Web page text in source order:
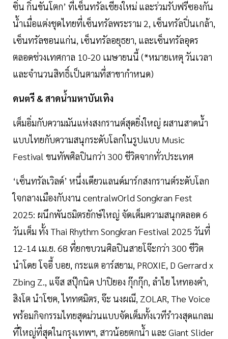
ซิ่น กิ๋นขันโตก’ ที่เซ็นทรัลเชียงใหม่ และร่วมรับฟรีซองกัน
น้ำเมื่อแต่งชุดไทยที่เซ็นทรัลพระราม 2, เซ็นทรัลปิ่นเกล้า,
เซ็นทรัลขอนแก่น, เซ็นทรัลอยุธยา, และเซ็นทรัลอุดร
ตลอดช่วงเทศกาล 10-20 เมษายนนี้ (*หมายเหตุ วันเวลา
และจำนวนสิทธิ์เป็นตามที่สาขากำหนด)
ดนตรี & สาดน้ำมหาบันเทิง
เต็มอิ่มกับความมันแห่งสงกรานต์สุดยิ่งใหญ่ ผสานสาดน้ำ
แบบไทยกับความสนุกระดับโลกในรูปแบบ Music
Festival ขนทัพศิลปินกว่า 300 ชีวิตจากทั่วประเทศ
‘เซ็นทรัลเวิลด์’ หนึ่งเดียวแลนด์มาร์กสงกรานต์ระดับโลก
ใจกลางเมืองกับงาน centralwOrld Songkran Fest
2025: ผนึกพันธมิตรยักษ์ใหญ่ จัดเต็มความสนุกตลอด 6
วันเต็ม ทั้ง Thai Rhythm Songkran Festival 2025 วันที่
12-14 เม.ย. 68 ที่ยกขบวนศิลปินสายโจ๊ะกว่า 300 ชีวิต
นำโดย โจอี้ บอย, กระแต อาร์สยาม, PROXIE, D Gerrard x
Zbing Z., แจ๊ส สปุ๊กนิค ปาปิยอง กุ๊กกุ๊ก, ลำไย ไหทองคำ,
สิงโต นำโชค, ไททศมิตร, จ๊ะ นงผณี, ZOLAR, The Voice
พร้อมกิจกรรมไทยสุดม่วนแบบจัดเต็มทั้งเวทีรำวงสุดแกลม
ที่ใหญ่ที่สุดในกรุงเทพฯ, สาวน้อยตกน้ำ และ Giant Slider